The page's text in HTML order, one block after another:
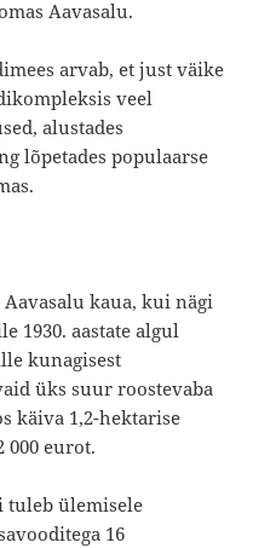
Aavasalu.
arvab, et just väike
veel
alustades
lõpetades populaarse
Aavasalu kaua, kui nägi
1930. aastate algul
kunagisest
üks suur roostevaba
käiva 1,2-hektarise
000 eurot.
tuleb ülemisele
16